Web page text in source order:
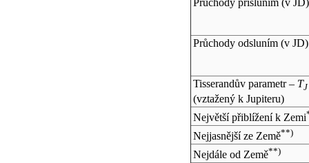
Průchody odsluním (v JD)
Tisserandův parametr – TJ
(vztažený k Jupiteru)
Největší přiblížení k Zemi
Nejjasnější ze Země**)
Nejdále od Země**)